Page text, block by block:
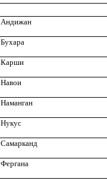
Андижан
Бухара
Карши
Навои
Наманган
Нукус
Самарканд
Фергана